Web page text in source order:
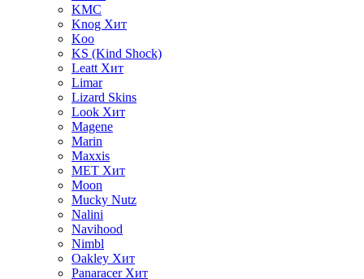
KMC
Knog Хит
Koo
KS (Kind Shock)
Leatt Хит
Limar
Lizard Skins
Look Хит
Magene
Marin
Maxxis
MET Хит
Moon
Mucky Nutz
Nalini
Navihood
Nimbl
Oakley Хит
Panaracer Хит